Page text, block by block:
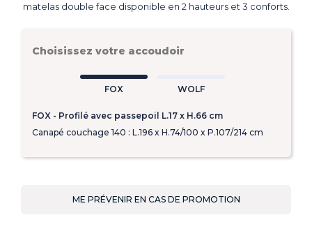
matelas double face disponible en 2 hauteurs et 3 conforts.
Choisissez votre accoudoir
FOX
FOX WOLF
FOX - Profilé avec passepoil L.17 x H.66 cm
Canapé couchage 140 : L.196 x H.74/100 x P.107/214 cm
ME PRÉVENIR EN CAS DE PROMOTION